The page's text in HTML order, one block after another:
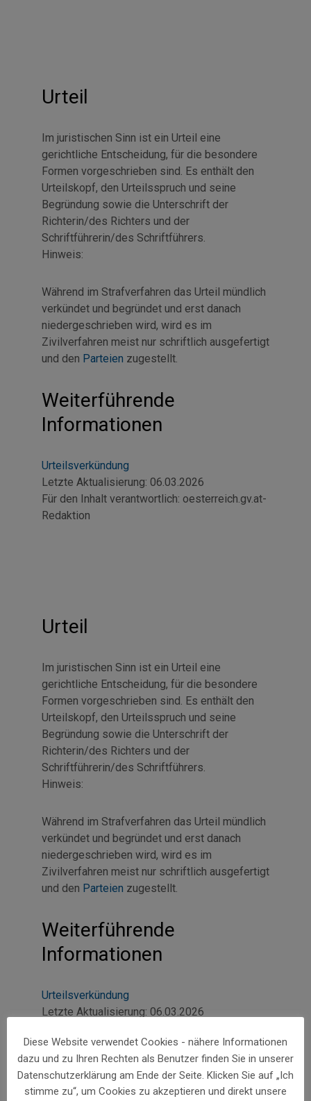
Urteil
Im juristischen Sinn ist ein Urteil eine
gerichtliche Entscheidung, für die besondere
Formen vorgeschrieben sind. Es enthält den
Urteilskopf, den Urteilsspruch und seine
Begründung sowie die Unterschrift der
Richterin/des Richters und der
Schriftführerin/des Schriftführers.
Hinweis:
Während im Strafverfahren das Urteil mündlich
verkündet und begründet und erst danach
niedergeschrieben wird, wird es im
Zivilverfahren meist nur schriftlich ausgefertigt
und den Parteien zugestellt.
Weiterführende
Informationen
Urteilsverkündung
Letzte Aktualisierung: 06.03.2026
Für den Inhalt verantwortlich: oesterreich.gv.at-
Redaktion
Urteil
Im juristischen Sinn ist ein Urteil eine
gerichtliche Entscheidung, für die besondere
Formen vorgeschrieben sind. Es enthält den
Urteilskopf, den Urteilsspruch und seine
Begründung sowie die Unterschrift der
Richterin/des Richters und der
Schriftführerin/des Schriftführers.
Hinweis:
Während im Strafverfahren das Urteil mündlich
verkündet und begründet und erst danach
niedergeschrieben wird, wird es im
Zivilverfahren meist nur schriftlich ausgefertigt
und den Parteien zugestellt.
Weiterführende
Informationen
Urteilsverkündung
Letzte Aktualisierung: 06.03.2026
Redaktion
Diese Website verwendet Cookies - nähere Informationen
dazu und zu Ihren Rechten als Benutzer finden Sie in unserer
Datenschutzerklärung am Ende der Seite. Klicken Sie auf „Ich
stimme zu“, um Cookies zu akzeptieren und direkt unsere